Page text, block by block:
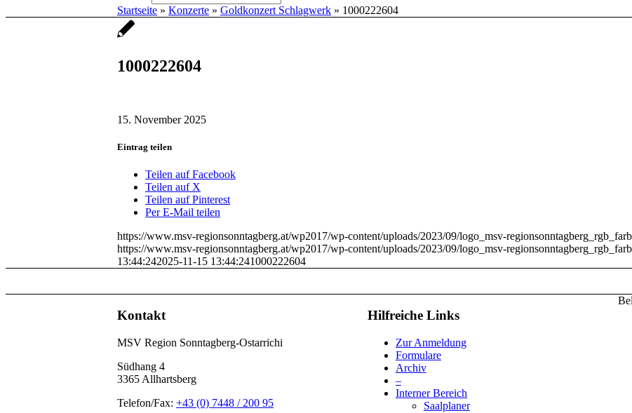
Startseite » Konzerte » Goldkonzert Schlagwerk » 1000222604
1000222604
15. November 2025
Eintrag teilen
Teilen auf Facebook
Teilen auf X
Teilen auf Pinterest
Per E-Mail teilen
https://www.msv-regionsonntagberg.at/wp2017/wp-content/uploads/2023/09/logo_msv-
https://www.msv-regionsonntagberg.at/wp2017/wp-content/uploads/2023/09/logo_msv-
13:44:242025-11-15 13:44:241000222604
Kontakt
MSV Region Sonntagberg-Ostarrichi
Südhang 4
3365 Allhartsberg
Telefon/Fax: +43 (0) 7448 / 200 95
Hilfreiche Links
Zur Anmeldung
Formulare
Archiv
–
Interner Bereich
Saalplaner